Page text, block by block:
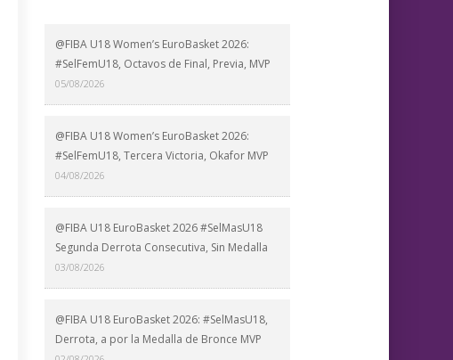
@FIBA U18 Women’s EuroBasket 2026:
#SelFemU18, Octavos de Final, Previa, MVP
05/08/2026
@FIBA U18 Women’s EuroBasket 2026:
#SelFemU18, Tercera Victoria, Okafor MVP
04/08/2026
@FIBA U18 EuroBasket 2026 #SelMasU18
Segunda Derrota Consecutiva, Sin Medalla
03/08/2026
@FIBA U18 EuroBasket 2026: #SelMasU18,
Derrota, a por la Medalla de Bronce MVP